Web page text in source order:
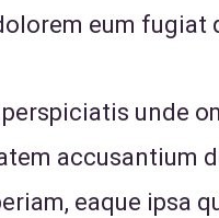
eum fugiat
perspiciatis unde
accusantium
eaque ipsa